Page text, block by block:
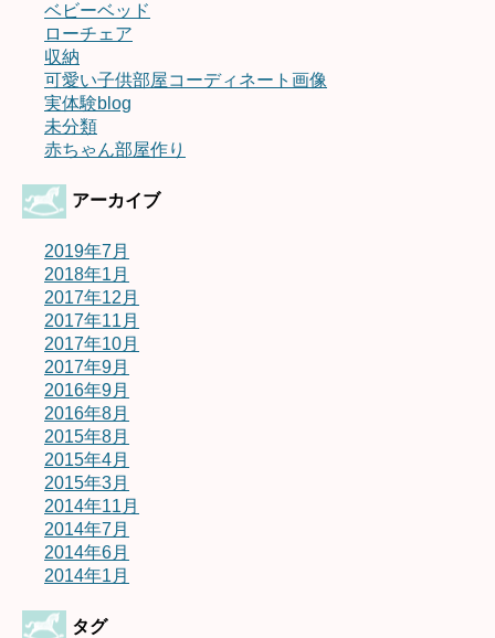
ベビーベッド
ローチェア
収納
可愛い子供部屋コーディネート画像
実体験blog
未分類
赤ちゃん部屋作り
アーカイブ
2019年7月
2018年1月
2017年12月
2017年11月
2017年10月
2017年9月
2016年9月
2016年8月
2015年8月
2015年4月
2015年3月
2014年11月
2014年7月
2014年6月
2014年1月
タグ